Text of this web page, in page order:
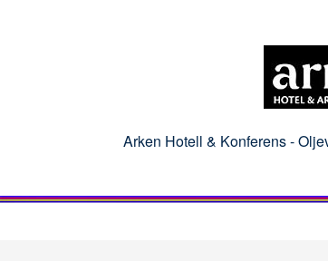
Arken Hotell & Konferens -